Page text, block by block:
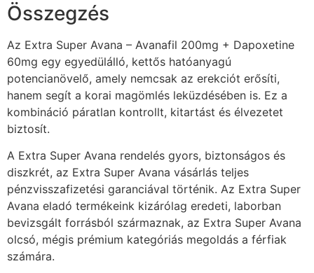
Összegzés
Az Extra Super Avana – Avanafil 200mg + Dapoxetine
60mg egy egyedülálló, kettős hatóanyagú
potencianövelő, amely nemcsak az erekciót erősíti,
hanem segít a korai magömlés leküzdésében is. Ez a
kombináció páratlan kontrollt, kitartást és élvezetet
biztosít.
A Extra Super Avana rendelés gyors, biztonságos és
diszkrét, az Extra Super Avana vásárlás teljes
pénzvisszafizetési garanciával történik. Az Extra Super
Avana eladó termékeink kizárólag eredeti, laborban
bevizsgált forrásból származnak, az Extra Super Avana
olcsó, mégis prémium kategóriás megoldás a férfiak
számára.